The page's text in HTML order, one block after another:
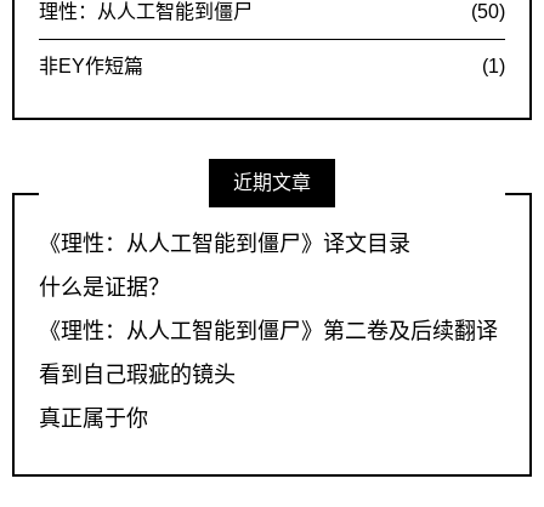
理性：从人工智能到僵尸 (50)
非EY作短篇 (1)
近期文章
《理性：从人工智能到僵尸》译文目录
什么是证据？
《理性：从人工智能到僵尸》第二卷及后续翻译
看到自己瑕疵的镜头
真正属于你